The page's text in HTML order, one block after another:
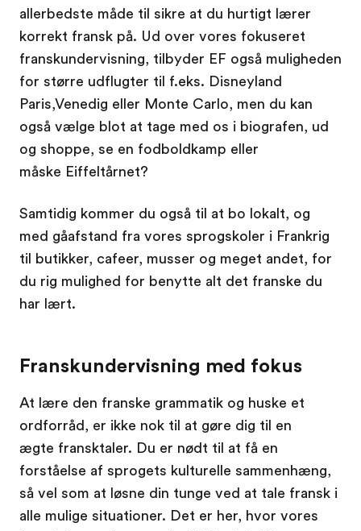
allerbedste måde til sikre at du hurtigt lærer
korrekt fransk på. Ud over vores fokuseret
franskundervisning, tilbyder EF også muligheden
for større udflugter til f.eks. Disneyland
Paris,Venedig eller Monte Carlo, men du kan
også vælge blot at tage med os i biografen, ud
og shoppe, se en fodboldkamp eller
måske Eiffeltårnet?
Samtidig kommer du også til at bo lokalt, og
med gåafstand fra vores sprogskoler i Frankrig
til butikker, cafeer, musser og meget andet, for
du rig mulighed for benytte alt det franske du
har lært.
Franskundervisning med fokus
At lære den franske grammatik og huske et
ordforråd, er ikke nok til at gøre dig til en
ægte fransktaler. Du er nødt til at få en
forståelse af sprogets kulturelle sammenhæng,
så vel som at løsne din tunge ved at tale fransk i
alle mulige situationer. Det er her, hvor vores